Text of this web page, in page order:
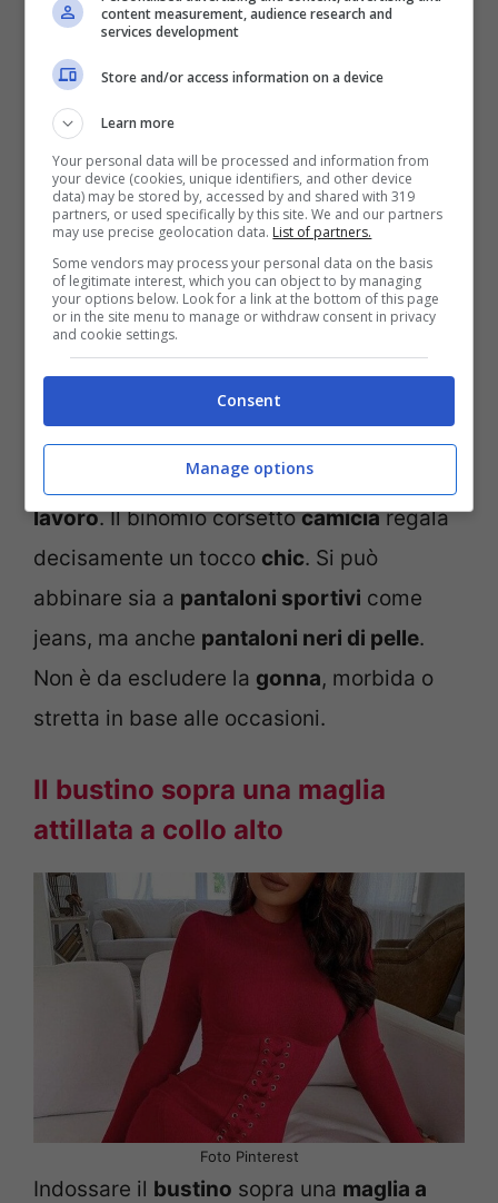
Foto Pinterest
Tra le varianti delbustinoc’è la possibilità
di indossarlo anche sopra la camicia,
creando un effettolayering casual chic
decisamente un look scelto per occasioni
piùelegantio comunque per situazioni più
, anche semplicemente per il
lavoro. Il binomio corsettocamiciaregala
decisamente un tocco chic. Si può
abbinare sia a pantaloni sportivi come
jeans, ma anche pantaloni neri di pelle.
Non è da escludere la gonna, morbida o
stretta in base alle occasioni.
Il bustino sopra una maglia
attillata a collo alto
Foto Pinterest
Indossare il bustino sopra una maglia a
content measurement, audience research and
services development
Store and/or access information on a device
Learn more
Your personal data will be processed and information from
your device (cookies, unique identifiers, and other device
data) may be stored by, accessed by and shared with 319
partners, or used specifically by this site. We and our partners
may use precise geolocation data. List of partners.
Some vendors may process your personal data on the basis
of legitimate interest, which you can object to by managing
your options below. Look for a link at the bottom of this page
or in the site menu to manage or withdraw consent in privacy
and cookie settings.
Consent
Manage options